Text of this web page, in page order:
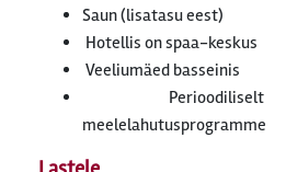
Saun (lisatasu eest)
Hotellis on spaa-keskus
Veeliumäed basseinis
Perioodiliselt
meelelahutusprogramme